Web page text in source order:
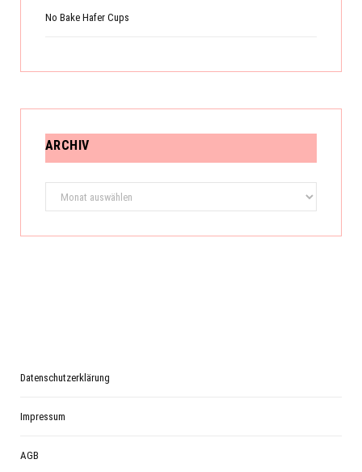
No Bake Hafer Cups
ARCHIV
Archiv
Datenschutzerklärung
Impressum
AGB